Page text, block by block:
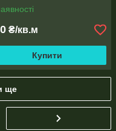
₴/кв.м
Купити
ще